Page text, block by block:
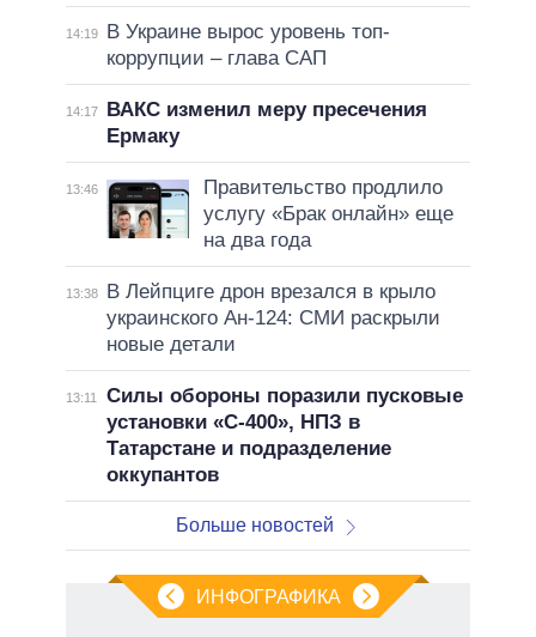
14:19
В Украине вырос уровень топ-
коррупции – глава САП
14:17
ВАКС изменил меру пресечения
Ермаку
13:46
Правительство продлило
услугу «Брак онлайн» еще
на два года
13:38
В Лейпциге дрон врезался в крыло
украинского Ан-124: СМИ раскрыли
новые детали
13:11
Силы обороны поразили пусковые
установки «С-400», НПЗ в
Татарстане и подразделение
оккупантов
Больше новостей
ИНФОГРАФИКА